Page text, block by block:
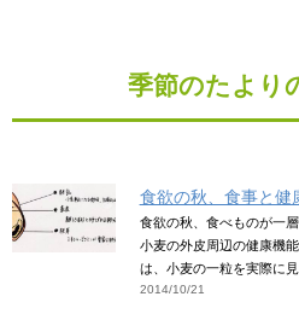
季節のたより
食欲の秋、食事と健
食欲の秋、食べものが一
小麦の外皮周辺の健康機
は、小麦の一粒を実際に見
2014/10/21